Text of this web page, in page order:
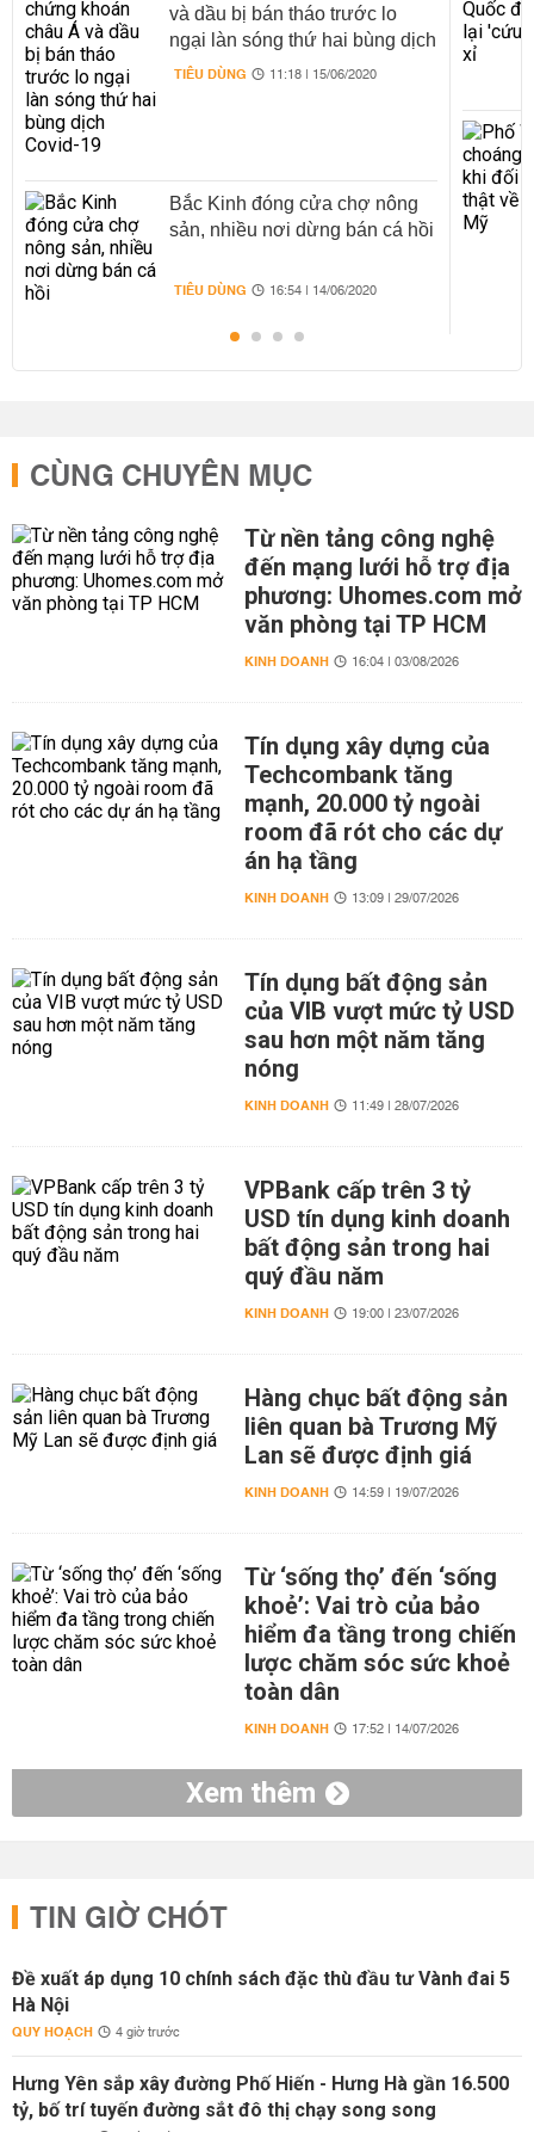
và dầu bị bán tháo trước lo
ngại làn sóng thứ hai bùng dịch
Covid-19
TIÊU DÙNG 11:18 | 15/06/2020
Bắc Kinh đóng cửa chợ nông
sản, nhiều nơi dừng bán cá hồi
TIÊU DÙNG 16:54 | 14/06/2020
CÙNG CHUYÊN MỤC
Từ nền tảng công nghệ
đến mạng lưới hỗ trợ địa
phương: Uhomes.com mở
văn phòng tại TP HCM
KINH DOANH 16:04 | 03/08/2026
Tín dụng xây dựng của
Techcombank tăng
mạnh, 20.000 tỷ ngoài
room đã rót cho các dự
án hạ tầng
KINH DOANH 13:09 | 29/07/2026
Tín dụng bất động sản
của VIB vượt mức tỷ USD
sau hơn một năm tăng
nóng
KINH DOANH 11:49 | 28/07/2026
VPBank cấp trên 3 tỷ
USD tín dụng kinh doanh
bất động sản trong hai
quý đầu năm
KINH DOANH 19:00 | 23/07/2026
Hàng chục bất động sản
liên quan bà Trương Mỹ
Lan sẽ được định giá
KINH DOANH 14:59 | 19/07/2026
Từ ‘sống thọ’ đến ‘sống
khoẻ’: Vai trò của bảo
hiểm đa tầng trong chiến
lược chăm sóc sức khoẻ
toàn dân
KINH DOANH 17:52 | 14/07/2026
Xem thêm
TIN GIỜ CHÓT
Đề xuất áp dụng 10 chính sách đặc thù đầu tư Vành đai 5
Hà Nội
QUY HOẠCH 4 giờ trước
Hưng Yên sắp xây đường Phố Hiến - Hưng Hà gần 16.500
tỷ, bố trí tuyến đường sắt đô thị chạy song song